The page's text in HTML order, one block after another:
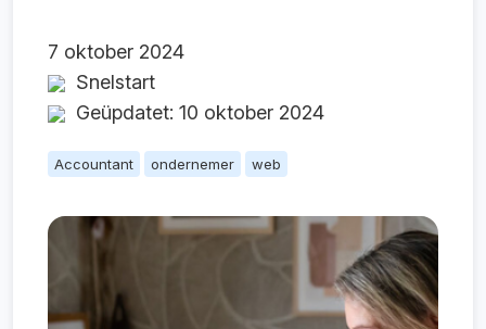
7 oktober 2024
Snelstart
Geüpdatet: 10 oktober 2024
Accountant ondernemer web